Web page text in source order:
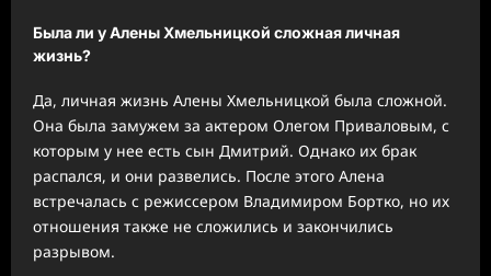
Была ли у Алены Хмельницкой сложная личная
жизнь?
Да, личная жизнь Алены Хмельницкой была сложной.
Она была замужем за актером Олегом Приваловым, с
которым у нее есть сын Дмитрий. Однако их брак
распался, и они развелись. После этого Алена
встречалась с режиссером Владимиром Бортко, но их
отношения также не сложились и закончились
разрывом.